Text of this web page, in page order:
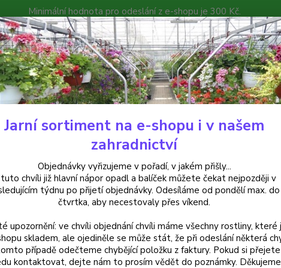
Minimální hodnota pro odeslání z e-shopu je 300 Kč.
můžete čekat nejpozději v následujícím týdnu po přijetí
Poradna Kontakty
Hledat Nevíte si
+420
Fuchsie Molly Fuchsie - cena na prodejně
Fuchsie - cena na prodejně
Fuchsie
světle
truhlících
hnojivem
Jarní sortiment na e-shopu i v našem
zahradnictví
Objednávky vyřizujeme v pořadí, v jakém přišly...
chvíli již hlavní nápor opadl a balíček můžete čekat nejpozději v
týdnu po přijetí objednávky. Odesíláme od pondělí max. do
čtvrtka, aby necestovaly přes víkend.
upozornění: ve chvíli objednání chvíli máme všechny rostliny, které
skladem, ale ojediněle se může stát, že při odeslání některá
případě odečteme chybějící položku z faktury. Pokud si přejete
kontaktovat, dejte nám to prosím vědět do poznámky.